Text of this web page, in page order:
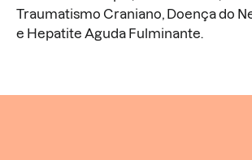
Traumatismo Craniano, Doença do
e Hepatite Aguda Fulminante.